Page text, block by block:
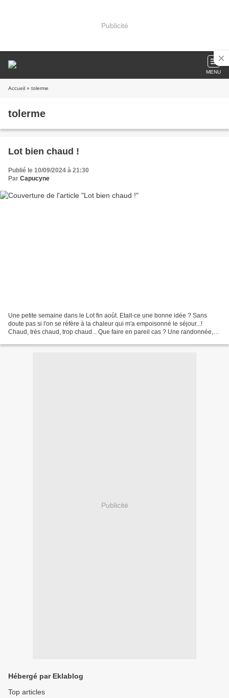
Publicité
MENU
Accueil » tolerme
tolerme
Lot bien chaud !
Publié le 10/09/2024 à 21:30
Par Capucyne
Une petite semaine dans le Lot fin août. Etait-ce une bonne idée ? Sans
doute pas si l'on se réfère à la chaleur qui m'a empoisonné le séjour...!
Chaud, très chaud, trop chaud... Que faire en pareil cas ? Une randonnée,
Publicité
Hébergé par Eklablog
Top articles